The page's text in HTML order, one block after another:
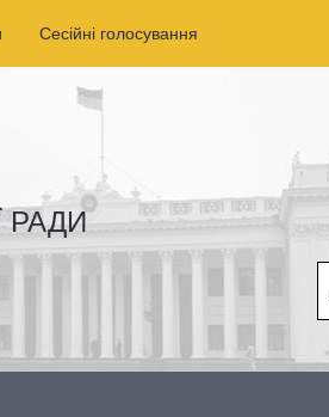
Сесійні голосування
РАДИ